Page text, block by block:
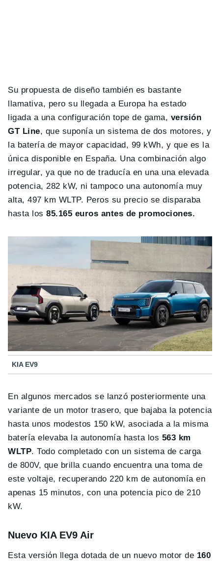
Su propuesta de diseño también es bastante
llamativa, pero su llegada a Europa ha estado
ligada a una configuración tope de gama, versión
GT Line, que suponía un sistema de dos motores, y
la batería de mayor capacidad, 99 kWh, y que es la
única disponible en España. Una combinación algo
irregular, ya que no de traducía en una una elevada
potencia, 282 kW, ni tampoco una autonomía muy
alta, 497 km WLTP. Peros su precio se disparaba
hasta los85.165 euros antes de promociones.
KIA EV9
En algunos mercados se lanzó posteriormente una
variante de un motor trasero, que bajaba la potencia
hasta unos modestos 150 kW, asociada a la misma
batería elevaba la autonomía hasta los 563 km
WLTP. Todo completado con un sistema de carga
de 800V, que brilla cuando encuentra una toma de
este voltaje, recuperando 220 km de autonomía en
apenas 15 minutos, con una potencia pico de 210
kW.
Nuevo KIA EV9 Air
Esta versión llega dotada de un nuevo motor de 160